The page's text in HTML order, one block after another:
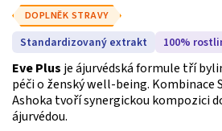
DOPLNĚK STRAVY
Standardizovaný extrakt 100%
Eve Plus je ájurvédská formule tří
péči o ženský well-being. Kombinace
Ashoka tvoří synergickou kompozici
ájurvédou.